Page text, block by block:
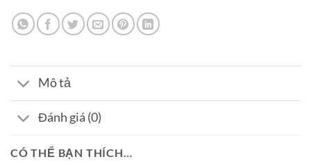
Mô tả
Đánh giá (0)
CÓ THỂ BẠN THÍCH…